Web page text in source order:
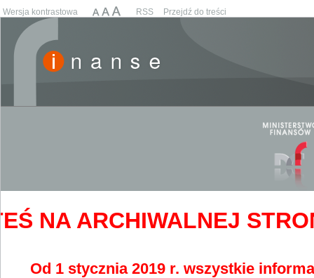
Wersja kontrastowa RSS Przejdź do treści
NA ARCHIWALNEJ
Od 1 stycznia 2019 r. wszystkie